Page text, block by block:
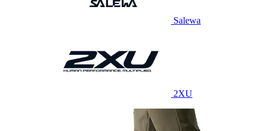
Salewa
2XU